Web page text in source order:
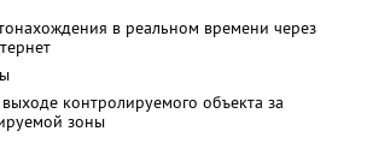
в реальном времени через
контролируемого объекта за
зоны